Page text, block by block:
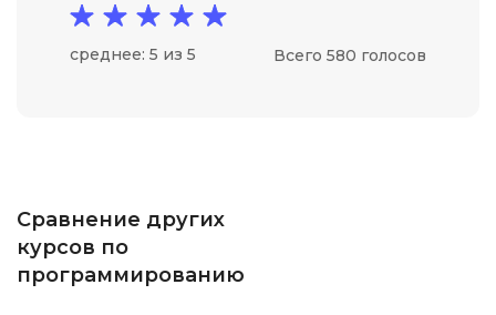
среднее: 5 из 5 Всего 580 голосов
Сравнение других
курсов по
программированию